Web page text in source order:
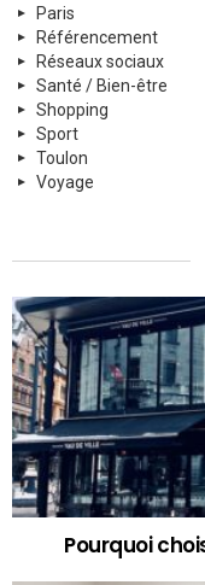
Paris
Référencement
Réseaux sociaux
Santé / Bien-être
Shopping
Sport
Toulon
Voyage
Pourquoi